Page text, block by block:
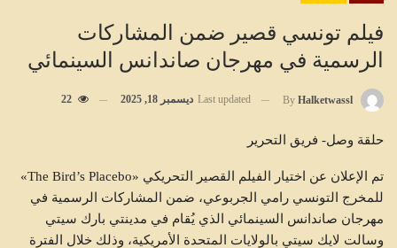
فيلم تونسي قصير ضمن المشاركات
الرسمية في مهرجان صاندانس السينمائي
By Halketwassl
Last updated ديسمبر 18, 2025 22
حلقة وصل- فريق التحرير
تم الإعلان عن اختيار الفيلم القصير التحريكي «The Bird’s Placebo»
للمخرج التونسي رامي الجربوعي، ضمن المشاركات الرسمية في
مهرجان صاندانس السينمائي الذي يُقام في مدينتي بارك سيتي
وسالت لايك سيتي بالولايات المتحدة الأمريكية، وذلك خلال الفترة